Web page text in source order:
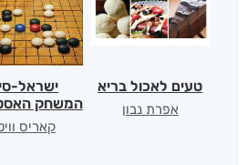
טעים לאכול בריא
אפרת נבון
ישראל-
המשחק
קאריס